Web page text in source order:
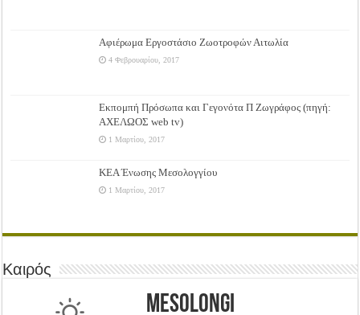
Αφιέρωμα Εργοστάσιο Ζωοτροφών Αιτωλία
4 Φεβρουαρίου, 2017
Εκπομπή Πρόσωπα και Γεγονότα Π Ζωγράφος (πηγή:
ΑΧΕΛΩΟΣ web tv)
1 Μαρτίου, 2017
ΚΕΑ Ένωσης Μεσολογγίου
1 Μαρτίου, 2017
Καιρός
Mesolongi